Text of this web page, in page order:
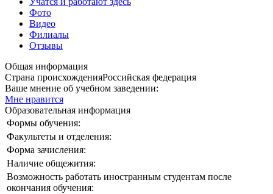
Фото
Видео
Филиалы
Отзывы
Общая информация
Страна происхожденияРоссийская федерация
Ваше мнение об учебном заведении:
Мне нравится
Образовательная информация
Формы обучения:
Факультеты и отделения:
Форма зачисления:
Наличие общежития:
Возможность работать иностранным студентам после
окончания обучения: